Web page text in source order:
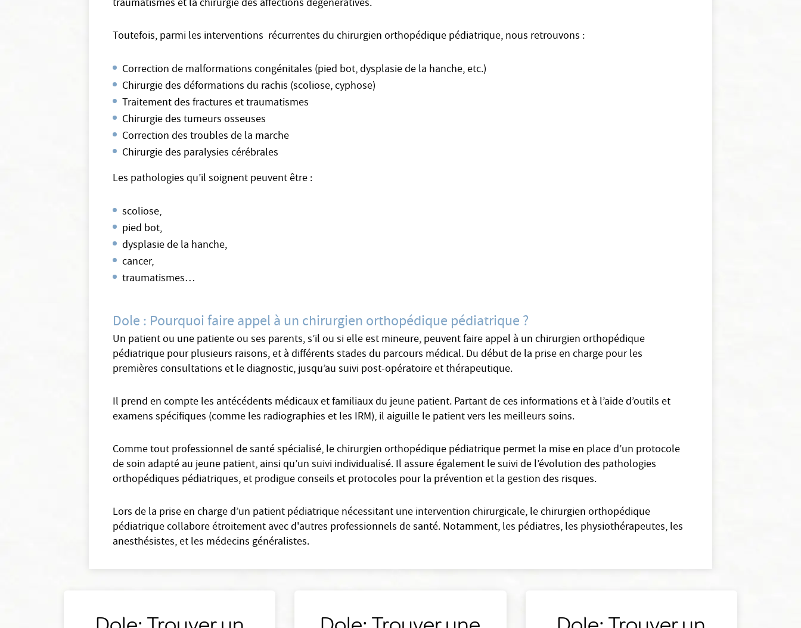
traumatismes et la chirurgie des affections dégénératives.
Toutefois, parmi les interventions récurrentes du chirurgien orthopédique pédiatrique, nous retrouvons :
Correction de malformations congénitales (pied bot, dysplasie de la hanche, etc.)
Chirurgie des déformations du rachis (scoliose, cyphose)
Traitement des fractures et traumatismes
Chirurgie des tumeurs osseuses
Correction des troubles de la marche
Chirurgie des paralysies cérébrales
Les pathologies qu’il soignent peuvent être :
scoliose,
pied bot,
dysplasie de la hanche,
cancer,
traumatismes…
Dole : Pourquoi faire appel à un chirurgien orthopédique pédiatrique ?
Un patient ou une patiente ou ses parents, s’il ou si elle est mineure, peuvent faire appel à un chirurgien orthopédique
pédiatrique pour plusieurs raisons, et à différents stades du parcours médical. Du début de la prise en charge pour les
premières consultations et le diagnostic, jusqu’au suivi post-opératoire et thérapeutique.
Il prend en compte les antécédents médicaux et familiaux du jeune patient. Partant de ces informations et à l’aide d’outils et
examens spécifiques (comme les radiographies et les IRM), il aiguille le patient vers les meilleurs soins.
Comme tout professionnel de santé spécialisé, le chirurgien orthopédique pédiatrique permet la mise en place d’un protocole
de soin adapté au jeune patient, ainsi qu’un suivi individualisé. Il assure également le suivi de l’évolution des pathologies
orthopédiques pédiatriques, et prodigue conseils et protocoles pour la prévention et la gestion des risques.
Lors de la prise en charge d’un patient pédiatrique nécessitant une intervention chirurgicale, le chirurgien orthopédique
pédiatrique collabore étroitement avec d'autres professionnels de santé. Notamment, les pédiatres, les physiothérapeutes, les
anesthésistes, et les médecins généralistes.